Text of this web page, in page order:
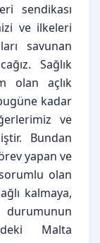
sendikası
ve ilkeleri
savunan
Sağlık
olan açlık
kadar
ve
Bundan
yapan ve
olan
kalmaya,
Malta